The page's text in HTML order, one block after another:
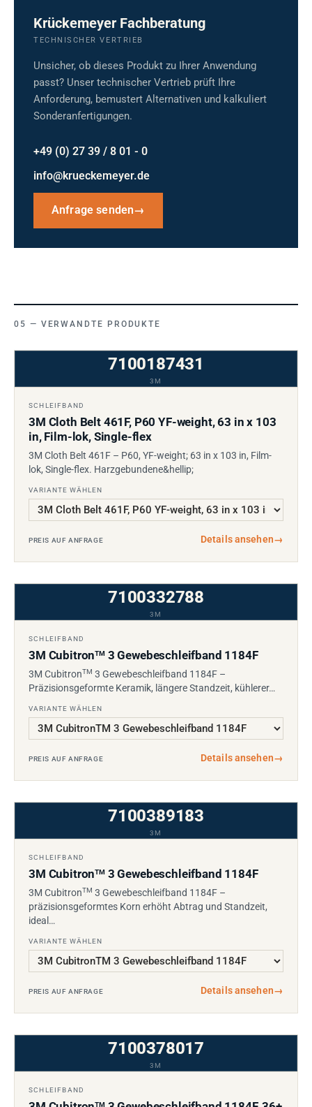
Krückemeyer Fachberatung
TECHNISCHER VERTRIEB
Unsicher, ob dieses Produkt zu Ihrer Anwendung
passt? Unser technischer Vertrieb prüft Ihre
Anforderung, bemustert Alternativen und kalkuliert
Sonderanfertigungen.
+49 (0) 27 39 / 8 01 - 0
info@krueckemeyer.de
Anfrage senden→
VERWANDTE PRODUKTE
7100187431
3M
SCHLEIFBAND
3M Cloth Belt 461F, P60 YF-weight, 63 in x 103
in, Film-lok, Single-flex
3M Cloth Belt 461F – P60, YF-weight; 63 in x 103 in, Film-
lok, Single-flex. Harzgebundene&hellip;
VARIANTE WÄHLEN
PREIS AUF ANFRAGE Details ansehen→
7100332788
3M
SCHLEIFBAND
3M CubitronTM3 Gewebeschleifband 1184F
3M CubitronTM 3 Gewebeschleifband 1184F –
Präzisionsgeformte Keramik, längere Standzeit, kühlerer…
VARIANTE WÄHLEN
PREIS AUF ANFRAGE Details ansehen→
7100389183
3M
SCHLEIFBAND
3M CubitronTM3 Gewebeschleifband 1184F
3M CubitronTM 3 Gewebeschleifband 1184F –
präzisionsgeformtes Korn erhöht Abtrag und Standzeit,
ideal…
VARIANTE WÄHLEN
PREIS AUF ANFRAGE Details ansehen→
7100378017
3M
SCHLEIFBAND
TM